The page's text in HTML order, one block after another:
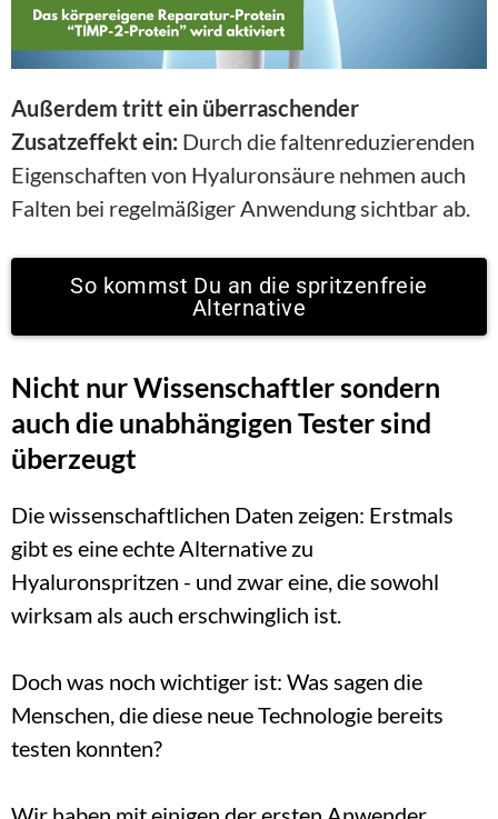
Außerdem tritt ein überraschender
Zusatzeffekt ein: Durch die faltenreduzierenden
Eigenschaften von Hyaluronsäure nehmen auch
Falten bei regelmäßiger Anwendung sichtbar ab.
So kommst Du an die spritzenfreie
Alternative
Nicht nur Wissenschaftler sondern
auch die unabhängigen Tester sind
überzeugt
Die wissenschaftlichen Daten zeigen: Erstmals
gibt es eine echte Alternative zu
Hyaluronspritzen - und zwar eine, die sowohl
wirksam als auch erschwinglich ist.
Doch was noch wichtiger ist: Was sagen die
Menschen, die diese neue Technologie bereits
testen konnten?